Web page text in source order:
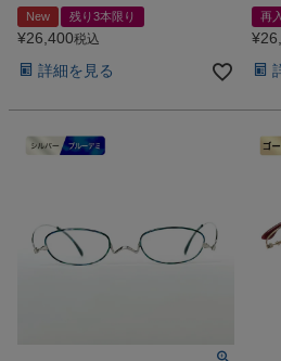
New 残り3本限り
¥26,400税込
詳細を見る
再
¥